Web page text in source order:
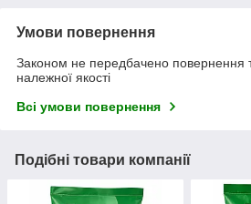
Умови повернення
Законом не передбачено повернення
належної якості
Всі умови повернення
Подібні товари компанії